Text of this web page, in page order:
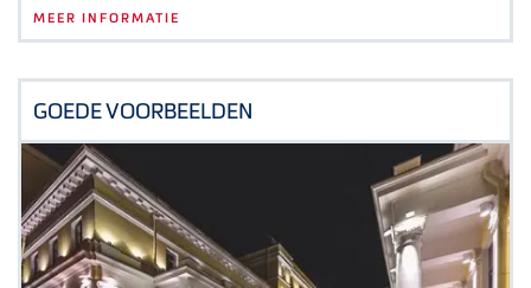
MEER INFORMATIE
GOEDE VOORBEELDEN